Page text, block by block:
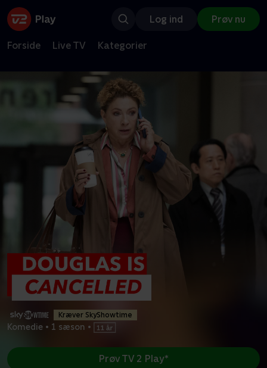
Log ind Prøv nu
Forside Live TV Kategorier
Kræver SkyShowtime
Komedie • 1 sæson •
Prøv TV 2 Play*